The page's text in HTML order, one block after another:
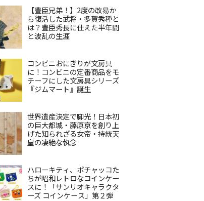
【豊臣兄弟！】2度の改易か
ら復活した武将・多賀秀種と
は？豊臣秀長に仕えた半年間
と波乱の生涯
コンビニおにぎりが文房具
に！コンビニの定番商品をモ
チーフにした文房具シリーズ
『ジムマート』誕生
世界遺産決定で脚光！日本初
の巨大都城・藤原京を創り上
げた知られざる女帝・持統天
皇の凄絶な執念
ハローキティ、ポチャッコた
ちが昭和レトロなコインケー
スに！「サンリオキャラクタ
ーズ コインケース」第２弾